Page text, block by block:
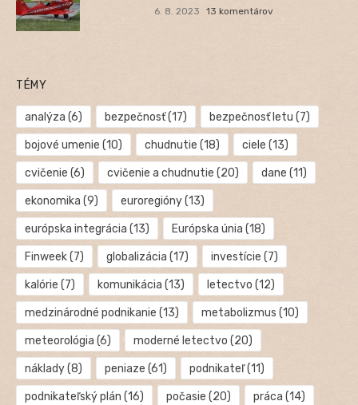
6. 8. 2023 13 komentárov
TÉMY
analýza (6) bezpečnosť(17) bezpečnosť letu (7)
bojové umenie (10) chudnutie (18) ciele (13)
cvičenie (6) cvičenie a chudnutie (20) dane (11)
ekonomika (9) euroregióny(13)
európska integrácia (13) Európska únia (18)
Finweek(7) globalizácia (17) investície (7)
kalórie (7) komunikácia (13) letectvo (12)
medzinárodné podnikanie (13) metabolizmus (10)
meteorológia (6) moderné letectvo (20)
náklady(8) peniaze (61) podnikateľ(11)
podnikateľský plán (16) počasie (20) práca (14)